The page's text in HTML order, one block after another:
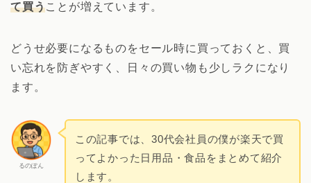
て買うことが増えています。
どうせ必要になるものをセール時に買っておくと、買
い忘れを防ぎやすく、日々の買い物も少しラクになり
ます。
るのぽん
この記事では、30代会社員の僕が楽天で買
ってよかった日用品・食品をまとめて紹介
します。